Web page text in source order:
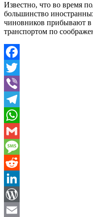
Известно, что во время
большинство
чиновников прибывают
транспортом по
Facebook
Twitter
Viber
Telegram
WhatsApp
Gmail
Message
Reddit
LinkedIn
WordPress